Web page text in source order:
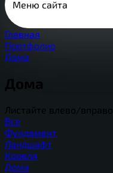
Меню сайта
Главная
Портфолио
Дома
Дома
Листайте влево/вправо
Все
Фундамент
Ландшафт
Кровля
Дома